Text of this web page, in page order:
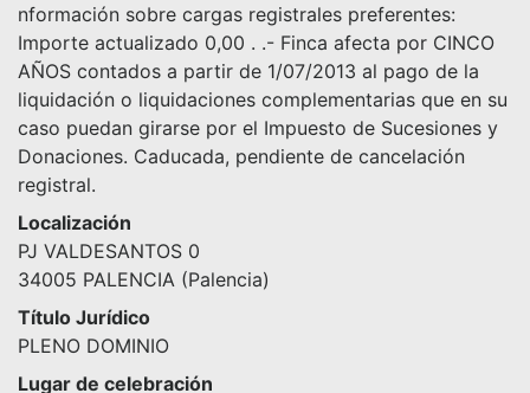
nformación sobre cargas registrales preferentes:
Importe actualizado 0,00 . .- Finca afecta por CINCO
AÑOS contados a partir de 1/07/2013 al pago de la
liquidación o liquidaciones complementarias que en su
caso puedan girarse por el Impuesto de Sucesiones y
Donaciones. Caducada, pendiente de cancelación
registral.
Localización
PJ VALDESANTOS 0
34005 PALENCIA (Palencia)
Título Jurídico
PLENO DOMINIO
Lugar de celebración